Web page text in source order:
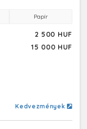
Papír
2 500 HUF
15 000 HUF
Kedvezmények